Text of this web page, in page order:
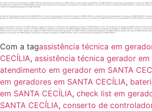
assistência técnica em geradores em SANTA CECÍLIA, atendimento em gerador em SANTA CECÍLIA, atendimento em geradores em SANTA CECÍLIA, manutenção em geradores a diesel em SANTA
manutenção em geradores em SANTA CECÍLIA, empresa de manutenção em geradores de energia em em SANTA CECÍLIA, conserto em gerador de energia em SANTA CECÍLIA, conserto em gerador
contrato de manutenção gerador em SANTA CECÍLIA,
contrato de manutenção preventiva em SANTA CECÍLIA, contrato de manutenção corretiva em gerador em SANTA CECÍLIA, contrato de serviços para gerador de energia em SANTA CECÍLIA,
gerador em SANTA CECÍLIA, plano de manutenção em gerador em SANTA CECÍLIA, plano de manutenção preventiva e corretiva em SANTA CECÍLIA, peças para gerador em SANTA CECÍLIA, venda
peças para gerador cummins em SANTA CECÍLIA, limpeza de tanque de combustível para gerador de energia em SANTA CECÍLIA, check list em gerador de energia em SANTA CECÍLIA, fornecedor
CECÍLIA, fornecedor de peças cummins em SANTA CECÍLIA, instalação em geradores em SANTA CECÍLIA, empresa especializada em gerador de energia em SANTA CECÍLIA, conserto de
CECÍLIA, troca de óleo e filtros gerador de energia em SANTA CECÍLIA, bateria para geradores em SANTA CECÍLIA, plantão para geradores em SANTA CECÍLIA, gerador não liga em SANTA CECÍLIA,
mecânico de gerador em SANTA CECÍLIA, eletricista de gerador de energia em SANTA CECÍLIA, preciso de manutenção em gerador em SANTA CECÍLIA
Com a tagassistência técnica em
CECÍLIA, assistência técnica gerador em
atendimento em gerador em SANTA
em geradores em SANTA CECÍLIA,
em SANTA CECÍLIA, check list em
SANTA CECÍLIA, conserto de